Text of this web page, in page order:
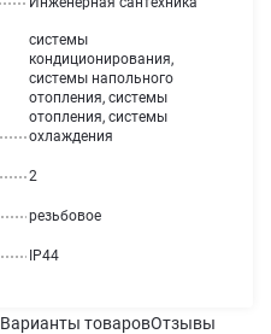
IP44
системы
кондиционирования,
системы напольного
отопления, системы
отопления, системы
охлаждения
2
резьбовое
Варианты товаровОтзывы